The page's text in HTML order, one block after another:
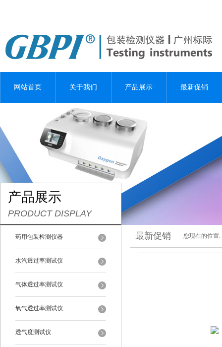
网站首页 关于我们 产品展示 最新促销
产品展示
PRODUCT DISPLAY
药用包装检测仪器
水汽透过率测试仪
气体透过率测试仪
氧气透过率测试仪
透气度测试仪
最新促销 您现在的位置: